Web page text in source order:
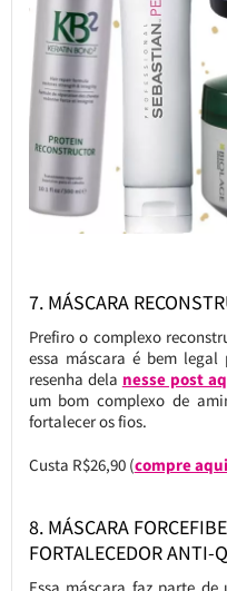
7. MÁSCARA
Prefiro o complexo
essa máscara é bem legal
resenha dela nesse post
um bom complexo de
fortalecer os fios.
Custa R$26,90 (compre aqui
8. MÁSCARA
FORTALECEDOR ANTI-